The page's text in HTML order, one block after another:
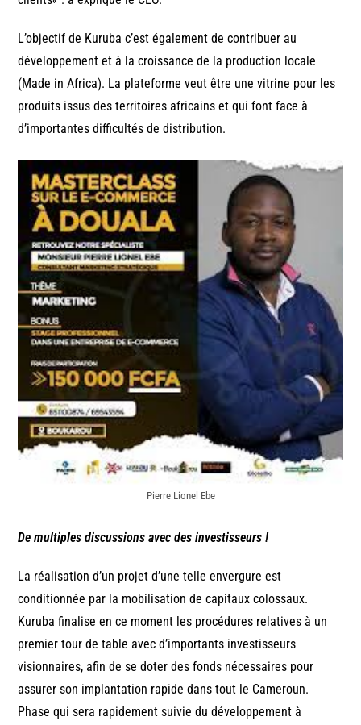
L’objectif de Kuruba c’est également de contribuer au
développement et à la croissance de la production locale
(Made in Africa). La plateforme veut être une vitrine pour les
produits issus des territoires africains et qui font face à
d’importantes difficultés de distribution.
Pierre Lionel Ebe
De multiples discussions avec des investisseurs !
La réalisation d’un projet d’une telle envergure est
conditionnée par la mobilisation de capitaux colossaux.
Kuruba finalise en ce moment les procédures relatives à un
premier tour de table avec d’importants investisseurs
visionnaires, afin de se doter des fonds nécessaires pour
assurer son implantation rapide dans tout le Cameroun.
Phase qui sera rapidement suivie du développement à